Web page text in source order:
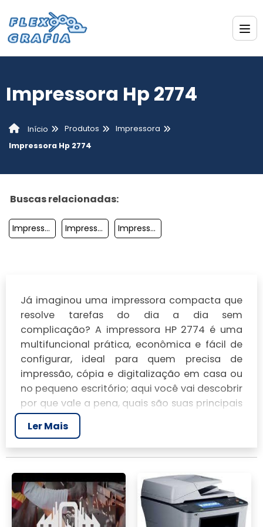
Impressora Hp 2774
Início Produtos
Impressora
Impressora Hp 2774
Buscas relacionadas:
Impressoras A Laser Coloridas Impressora Para Sublimacao Impressora Colorida Com Tanque De Tinta
Já imaginou uma impressora compacta que
resolve tarefas do dia a dia sem
complicação? A impressora HP 2774 é uma
multifuncional prática, econômica e fácil de
configurar, ideal para quem precisa de
impressão, cópia e digitalização em casa ou
no pequeno escritório; aqui você vai descobrir
por que vale a pena, quais são suas principais
vantagens e limitações, como tirar o melhor
proveito do custo por página, e dicas rápidas
de instalação e manutenção para que ela
funcione de forma confiável desde o primeiro
uso.
VISÃO GERAL DO
PRODUTO:
Ler Mais